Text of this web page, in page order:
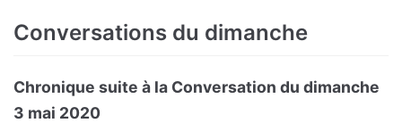
Conversations du dimanche
Chronique suite à la Conversation du dimanche
3 mai 2020